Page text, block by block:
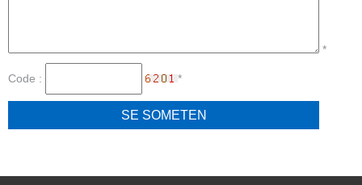
*
Code : *